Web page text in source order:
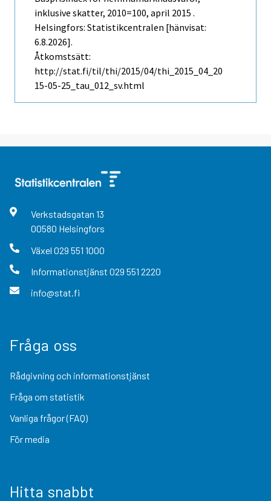
inklusive skatter, 2010=100, april 2015 .
Helsingfors: Statistikcentralen [hänvisat:
6.8.2026].
Åtkomstsätt:
http://stat.fi/til/thi/2015/04/thi_2015_04_20
15-05-25_tau_012_sv.html
Verkstadsgatan 13
00580 Helsingfors
Växel 029 551 1000
Informationstjänst 029 551 2220
info@stat.fi
Fråga oss
Rådgivning och informationstjänst
Fråga om statistik
Vanliga frågor (FAQ)
För media
Hitta snabbt